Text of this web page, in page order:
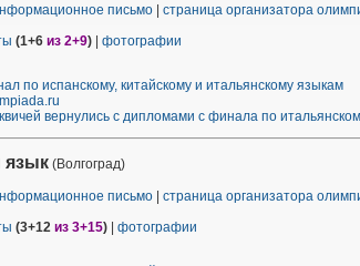
письмо
страница организатора
(1+6 из 2+9)
фотографии
по испанскому, китайскому и итальянскому языкам
вернулись с дипломами с финала по
язык (Волгоград)
письмо
страница организатора
(3+12 из 3+15)
фотографии